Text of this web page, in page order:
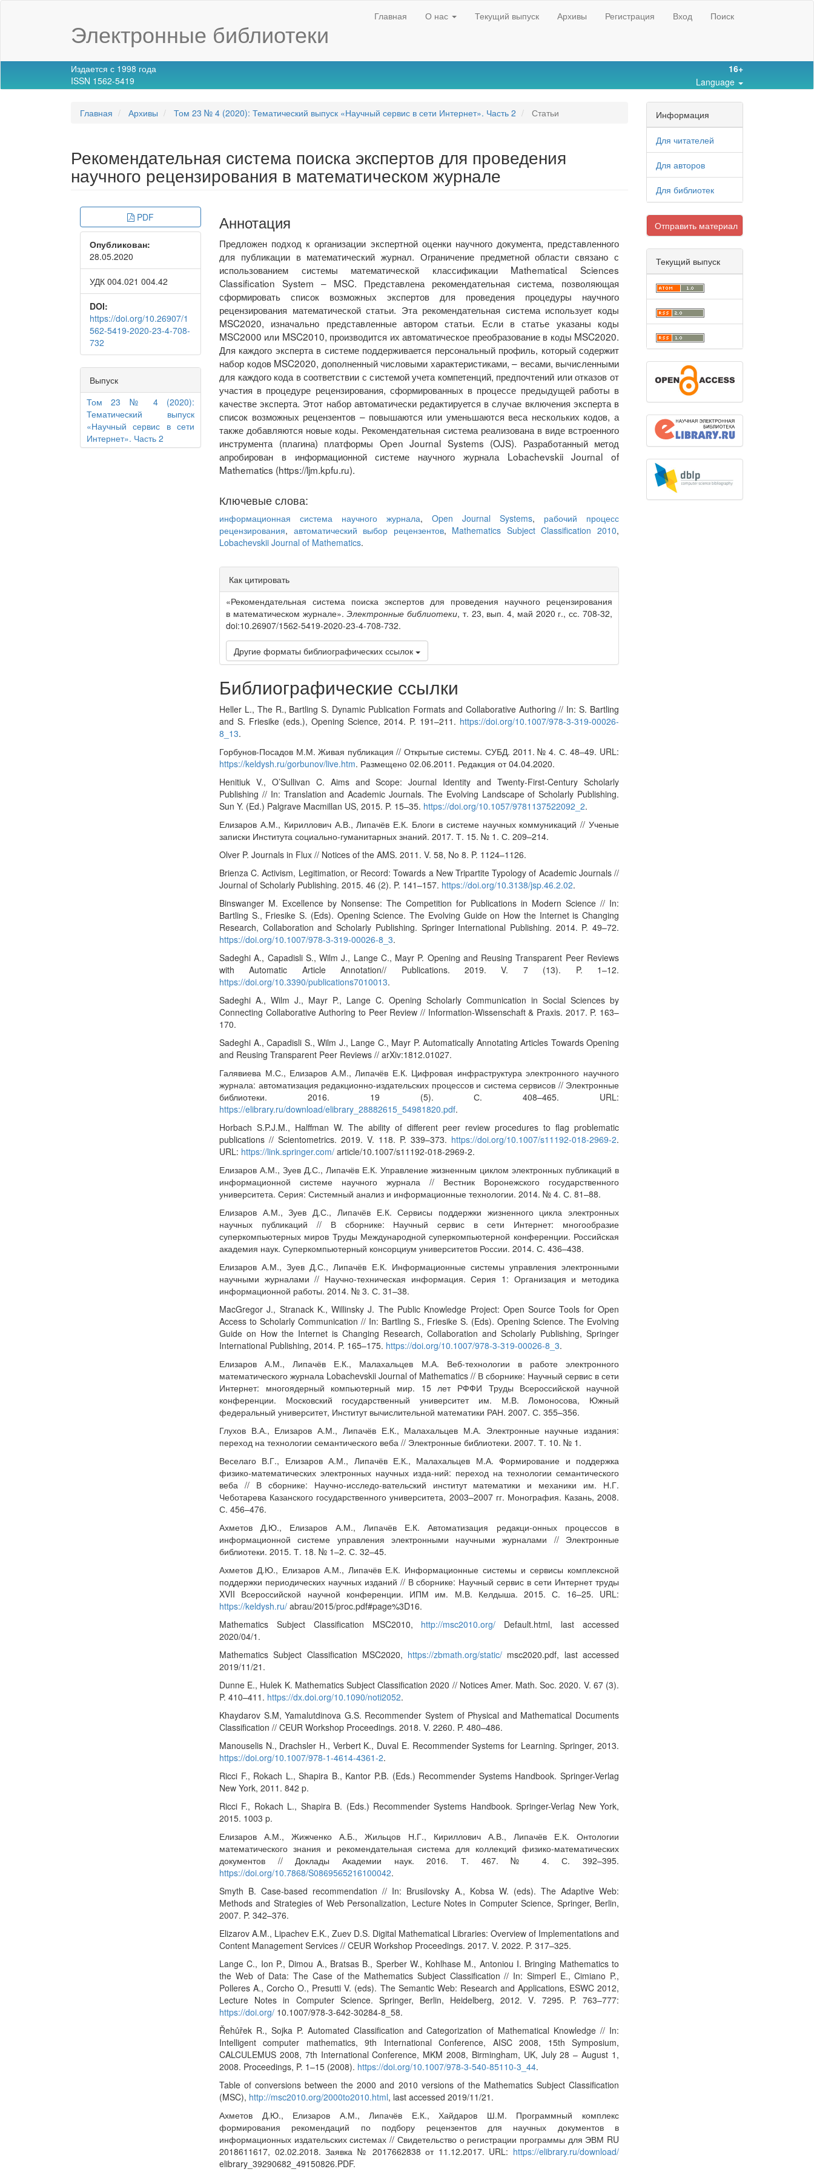
Электронные библиотеки
Главная О нас Текущий выпуск Архивы Регистрация Вход Поиск
Издается с 1998 года
ISSN 1562-5419
16+
Language
Главная Архивы Том 23 № 4 (2020): Тематический выпуск «Научный сервис в сети Интернет». Часть 2 Статьи
Рекомендательная система поиска экспертов для проведения
научного рецензирования в математическом журнале
Article
Sidebar
PDF
Опубликован:
28.05.2020
УДК 004.021 004.42
DOI:
https://doi.org/10.26907/1
562-5419-2020-23-4-708-
732
Выпуск
Том 23 № 4 (2020):
Тематический выпуск
«Научный сервис в сети
Интернет». Часть 2
Main
Article
Content
Аннотация
Предложен подход к организации экспертной оценки научного документа, представленного
для публикации в математический журнал. Ограничение предметной области связано с
использованием системы математической классификации Mathematical Sciences
Classification System – MSC. Представлена рекомендательная система, позволяющая
сформировать список возможных экспертов для проведения процедуры научного
рецензирования математической статьи. Эта рекомендательная система использует коды
MSC2020, изначально представленные автором статьи. Если в статье указаны коды
MSC2000 или MSC2010, производится их автоматическое преобразование в коды MSC2020.
Для каждого эксперта в системе поддерживается персональный профиль, который содержит
набор кодов MSC2020, дополненный числовыми характеристиками, – весами, вычисленными
для каждого кода в соответствии с системой учета компетенций, предпочтений или отказов от
участия в процедуре рецензирования, сформированных в процессе предыдущей работы в
качестве эксперта. Этот набор автоматически редактируется в случае включения эксперта в
список возможных рецензентов – повышаются или уменьшаются веса нескольких кодов, а
также добавляются новые коды. Рекомендательная система реализована в виде встроенного
инструмента (плагина) платформы Open Journal Systems (OJS). Разработанный метод
апробирован в информационной системе научного журнала Lobachevskii Journal of
Mathematics (https://ljm.kpfu.ru).
Ключевые слова:
информационная система научного журнала, Open Journal Systems, рабочий процесс
рецензирования, автоматический выбор рецензентов, Mathematics Subject Classification 2010,
Lobachevskii Journal of Mathematics.
Article
Details
Как цитировать
«Рекомендательная система поиска экспертов для проведения научного рецензирования
в математическом журнале».Электронные библиотеки, т. 23, вып. 4, май 2020 г., сс. 708-32,
doi:10.26907/1562-5419-2020-23-4-708-732.
Другие форматы библиографических ссылок
Библиографические ссылки
Heller L., The R., Bartling S. Dynamic Publication Formats and Collaborative Authoring // In: S. Bartling
and S. Friesike (eds.), Opening Science, 2014. P. 191–211. https://doi.org/10.1007/978-3-319-00026-
8_13.
Горбунов-Посадов М.М. Живая публикация // Открытые системы. СУБД. 2011. № 4. С. 48–49. URL:
https://keldysh.ru/gorbunov/live.htm. Размещено 02.06.2011. Редакция от 04.04.2020.
Henitiuk V., O’Sullivan C. Aims and Scope: Journal Identity and Twenty-First-Century Scholarly
Publishing // In: Translation and Academic Journals. The Evolving Landscape of Scholarly Publishing.
Sun Y. (Ed.) Palgrave Macmillan US, 2015. P. 15–35. https://doi.org/10.1057/9781137522092_2.
Елизаров А.М., Кириллович А.В., Липачёв Е.К. Блоги в системе научных коммуникаций // Ученые
записки Института социально-гуманитарных знаний. 2017. Т. 15. № 1. С. 209–214.
Olver P. Journals in Flux // Notices of the AMS. 2011. V. 58, No 8. P. 1124–1126.
Brienza C. Activism, Legitimation, or Record: Towards a New Tripartite Typology of Academic Journals //
Journal of Scholarly Publishing. 2015. 46 (2). P. 141–157. https://doi.org/10.3138/jsp.46.2.02.
Binswanger M. Excellence by Nonsense: The Competition for Publications in Modern Science // In:
Bartling S., Friesike S. (Eds). Opening Science. The Evolving Guide on How the Internet is Changing
Research, Collaboration and Scholarly Publishing. Springer International Publishing. 2014. P. 49–72.
https://doi.org/10.1007/978-3-319-00026-8_3.
Sadeghi A., Capadisli S., Wilm J., Lange C., Mayr P. Opening and Reusing Transparent Peer Reviews
with Automatic Article Annotation// Publications. 2019. V. 7 (13). P. 1–12.
https://doi.org/10.3390/publications7010013.
Sadeghi A., Wilm J., Mayr P., Lange C. Opening Scholarly Communication in Social Sciences by
Connecting Collaborative Authoring to Peer Review // Information-Wissenschaft & Praxis. 2017. P. 163–
170.
Sadeghi A., Capadisli S., Wilm J., Lange C., Mayr P. Automatically Annotating Articles Towards Opening
and Reusing Transparent Peer Reviews // arXiv:1812.01027.
Галявиева М.С., Елизаров А.М., Липачёв Е.К. Цифровая инфраструктура электронного научного
журнала: автоматизация редакционно-издательских процессов и система сервисов // Электронные
библиотеки. 2016. 19 (5). С. 408–465. URL:
https://elibrary.ru/download/elibrary_28882615_54981820.pdf.
Horbach S.P.J.M., Halffman W. The ability of different peer review procedures to flag problematic
publications // Scientometrics. 2019. V. 118. P. 339–373. https://doi.org/10.1007/s11192-018-2969-2.
URL: https://link.springer.com/ article/10.1007/s11192-018-2969-2.
Елизаров А.М., Зуев Д.С., Липачёв Е.К. Управление жизненным циклом электронных публикаций в
информационной системе научного журнала // Вестник Воронежского государственного
университета. Серия: Системный анализ и информационные технологии. 2014. № 4. С. 81–88.
Елизаров А.М., Зуев Д.С., Липачёв Е.К. Сервисы поддержки жизненного цикла электронных
научных публикаций // В сборнике: Научный сервис в сети Интернет: многообразие
суперкомпьютерных миров Труды Международной суперкомпьютерной конференции. Российская
академия наук. Суперкомпьютерный консорциум университетов России. 2014. С. 436–438.
Елизаров А.М., Зуев Д.С., Липачёв Е.К. Информационные системы управления электронными
научными журналами // Научно-техническая информация. Серия 1: Организация и методика
информационной работы. 2014. № 3. С. 31–38.
MacGregor J., Stranack K., Willinsky J. The Public Knowledge Project: Open Source Tools for Open
Access to Scholarly Communication // In: Bartling S., Friesike S. (Eds). Opening Science. The Evolving
Guide on How the Internet is Changing Research, Collaboration and Scholarly Publishing, Springer
International Publishing, 2014. P. 165–175. https://doi.org/10.1007/978-3-319-00026-8_3.
Елизаров А.М., Липачёв Е.К., Малахальцев М.А. Веб-технологии в работе электронного
математического журнала Lobachevskii Journal of Mathematics // В сборнике: Научный сервис в сети
Интернет: многоядерный компьютерный мир. 15 лет РФФИ Труды Всероссийской научной
конференции. Московский государственный университет им. М.В. Ломоносова, Южный
федеральный университет, Институт вычислительной математики РАН. 2007. С. 355–356.
Глухов В.А., Елизаров А.М., Липачёв Е.К., Малахальцев М.А. Электронные научные издания:
переход на технологии семантического веба // Электронные библиотеки. 2007. Т. 10. № 1.
Веселаго В.Г., Елизаров А.М., Липачёв Е.К., Малахальцев М.А. Формирование и поддержка
физико-математических электронных научных изда-ний: переход на технологии семантического
веба // В сборнике: Научно-исследо-вательский институт математики и механики им. Н.Г.
Чеботарева Казанского государственного университета, 2003–2007 гг. Монография. Казань, 2008.
С. 456–476.
Ахметов Д.Ю., Елизаров А.М., Липачёв Е.К. Автоматизация редакци-онных процессов в
информационной системе управления электронными научными журналами // Электронные
библиотеки. 2015. Т. 18. № 1–2. С. 32–45.
Ахметов Д.Ю., Елизаров А.М., Липачёв Е.К. Информационные системы и сервисы комплексной
поддержки периодических научных изданий // В сборнике: Научный сервис в сети Интернет труды
XVII Всероссийской научной конференции. ИПМ им. М.В. Келдыша. 2015. С. 16–25. URL:
https://keldysh.ru/ abrau/2015/proc.pdf#page%3D16.
Mathematics Subject Classification MSC2010, http://msc2010.org/ Default.html, last accessed
2020/04/1.
Mathematics Subject Classification MSC2020, https://zbmath.org/static/ msc2020.pdf, last accessed
2019/11/21.
Dunne E., Hulek K. Mathematics Subject Classification 2020 // Notices Amer. Math. Soc. 2020. V. 67 (3).
P. 410–411. https://dx.doi.org/10.1090/noti2052.
Khaydarov S.M, Yamalutdinova G.S. Recommender System of Physical and Mathematical Documents
Classification // CEUR Workshop Proceedings. 2018. V. 2260. P. 480–486.
Manouselis N., Drachsler H., Verbert K., Duval E. Recommender Systems for Learning. Springer, 2013.
https://doi.org/10.1007/978-1-4614-4361-2.
Ricci F., Rokach L., Shapira B., Kantor P.B. (Eds.) Recommender Systems Handbook. Springer-Verlag
New York, 2011. 842 p.
Ricci F., Rokach L., Shapira B. (Eds.) Recommender Systems Handbook. Springer-Verlag New York,
2015. 1003 p.
Елизаров А.М., Жижченко А.Б., Жильцов Н.Г., Кириллович А.В., Липачёв Е.К. Онтологии
математического знания и рекомендательная система для коллекций физико-математических
документов // Доклады Академии наук. 2016. Т. 467. № 4. С. 392–395.
https://doi.org/10.7868/S0869565216100042.
Smyth B. Case-based recommendation // In: Brusilovsky A., Kobsa W. (eds). The Adaptive Web:
Methods and Strategies of Web Personalization, Lecture Notes in Computer Science, Springer, Berlin,
2007. P. 342–376.
Elizarov A.M., Lipachev E.K., Zuev D.S. Digital Mathematical Libraries: Overview of Implementations and
Content Management Services // CEUR Workshop Proceedings. 2017. V. 2022. P. 317–325.
Lange C., Ion P., Dimou A., Bratsas B., Sperber W., Kohlhase M., Antoniou I. Bringing Mathematics to
the Web of Data: The Case of the Mathematics Subject Classification // In: Simperl E., Cimiano P.,
Polleres A., Corcho O., Presutti V. (eds). The Semantic Web: Research and Applications, ESWC 2012,
Lecture Notes in Computer Science. Springer, Berlin, Heidelberg, 2012. V. 7295. P. 763–777:
https://doi.org/ 10.1007/978-3-642-30284-8_58.
Řehůřek R., Sojka P. Automated Classification and Categorization of Mathematical Knowledge // In:
Intelligent computer mathematics, 9th International Conference, AISC 2008, 15th Symposium,
CALCULEMUS 2008, 7th International Conference, MKM 2008, Birmingham, UK, July 28 – August 1,
2008. Proceedings, P. 1–15 (2008). https://doi.org/10.1007/978-3-540-85110-3_44.
Table of conversions between the 2000 and 2010 versions of the Mathematics Subject Classification
(MSC), http://msc2010.org/2000to2010.html, last accessed 2019/11/21.
Ахметов Д.Ю., Елизаров А.М., Липачёв Е.К., Хайдаров Ш.М. Программный комплекс
формирования рекомендаций по подбору рецензентов для научных документов в
информационных издательских системах // Свидетельство о регистрации программы для ЭВМ RU
2018611617, 02.02.2018. Заявка № 2017662838 от 11.12.2017. URL: https://elibrary.ru/download/
elibrary_39290682_49150826.PDF.
Информация
Для читателей
Для авторов
Для библиотек
Отправить материал
Текущий выпуск